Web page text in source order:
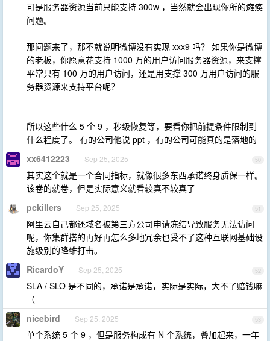
可是服务器资源当前只能支持 300w ，当然就会出现你所的瘫痪
问题。
那问题来了，那不就说明微博没有实现 xxx9 吗？ 如果你是微博
的老板，你愿意花支持 1000 万的用户访问服务器资源，来支撑
平常只有 100 万的用户访问，还是用支撑 300 万用户访问的服
务器资源来支持平台呢？
所以这些什么 5 个 9 ，秒级恢复等，要看你把前提条件限制到
什么程度了。 有的公司他说 ppt ，有的公司可能真的是落地的
50
xx6412223 Sep 25, 2025
其实这个就是一个合同指标，就像很多东西承诺终身质保一样。
该卷的就卷，但是实际意义就看较真不较真了
51
pckillers Sep 25, 2025
阿里云自己都还域名被第三方公司申请冻结导致服务无法访问
呢，你集群搭的再好再怎么多地冗余也受不了这种互联网基础设
施级别的降维打击。
52
RicardoY Sep 25, 2025
SLA / SLO 是不同的，承诺是承诺，实际是实际，大不了赔钱嘛
（
53
nicebird Sep 25, 2025
单个系统 5 个 9 ，但是服务构成有 N 个系统，叠加起来，一年